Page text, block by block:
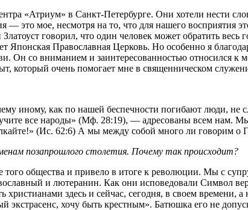
«Атриум» в Санкт-Петербурге. Они хотели нести
это мое, несмотря на то, что для нашего восприятия
говорил, что один человек может обратить
Японская Православная Церковь. Но особенно я
Он со вниманием и заинтересованностью относился к
который очень помогает мне в священническом
иному, как по нашей беспечности погибают люди, не
все народы» (Мф. 28:19), — адресованы всем нам.
(Ис. 62:6) А мы между собой много ли говорим о
позапрошлого столетия. Почему так происходит?
общества и привело в итоге к революции. Мы с
и лютеранин. Как они исповедовали Символ
здесь и сейчас, сегодня, в своем времени, а
хочу быть крестным». Батюшка его не